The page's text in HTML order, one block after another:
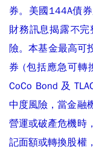
券。美國144A債
財務訊息揭露不
險。本基金最高可
券 (包括應急可轉
CoCo Bond 及
中度風險，當金融
營運或破產危機時
記面額或轉換股權